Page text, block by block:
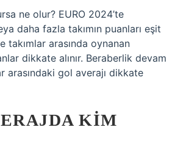
ne olur? EURO 2024’te
daha fazla takımın puanları eşit
takımlar arasında oynanan
dikkate alınır. Beraberlik devam
arasındaki gol averajı dikkate
KIM